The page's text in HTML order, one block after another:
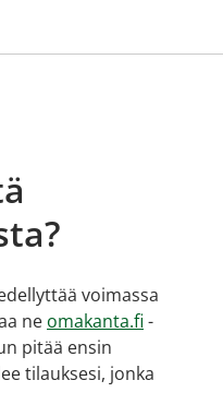
voimassa
ne omakanta.fi -
pitää ensin
tilauksesi, jonka